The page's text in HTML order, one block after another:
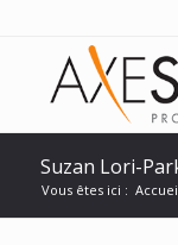
Suzan Lori-
Vous êtes ici :